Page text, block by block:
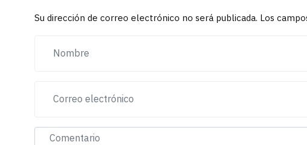
Su dirección de correo electrónico no será publicada. Los